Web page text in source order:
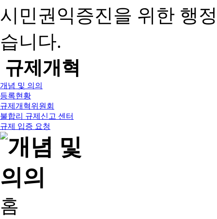
시민권익증진을 위한 행
습니다.
규제개혁
개념 및 의의
등록현황
규제개혁위원회
불합리 규제신고 센터
규제 입증 요청
홈